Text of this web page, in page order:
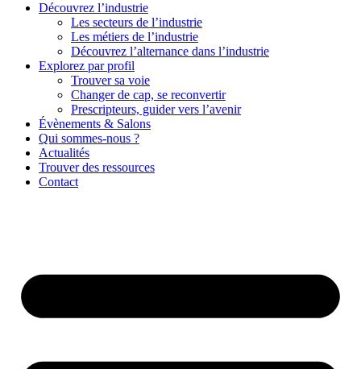
Découvrez l’industrie
Les secteurs de l’industrie
Les métiers de l’industrie
Découvrez l’alternance dans l’industrie
Explorez par profil
Trouver sa voie
Changer de cap, se reconvertir
Prescripteurs, guider vers l’avenir
Évènements & Salons
Qui sommes-nous ?
Actualités
Trouver des ressources
Contact